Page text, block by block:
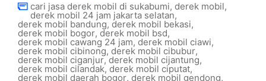
cari jasa derek mobil di sukabumi, derek mobil,
derek mobil 24 jam jakarta selatan,
derek mobil bandung, derek mobil bekasi,
derek mobil bogor, derek mobil bsd,
derek mobil cawang 24 jam, derek mobil ciawi,
derek mobil cibinong, derek mobil cibubur,
derek mobil ciganjur,derek mobil cijantung,
derek mobil cilandak, derek mobil ciputat,
derek mobil daerah bogor, derek mobil gendong,